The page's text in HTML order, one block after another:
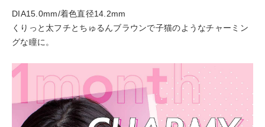
DIA15.0mm/着色直径14.2mm
くりっと太フチとちゅるんブラウンで子猫のようなチャーミン
グな瞳に。